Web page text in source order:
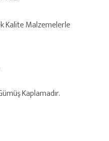
Kalite Malzemelerle
Kaplamadır.